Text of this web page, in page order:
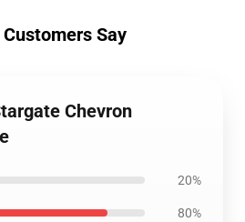
Say
Chevron
20%
80%